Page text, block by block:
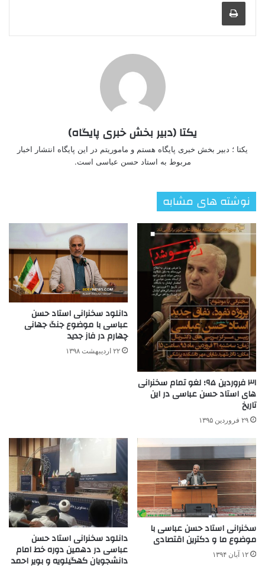
یکتا (دبیر بخش خبری پایگاه)
یکتا ؛ دبیر بخش خبری پایگاه هستم و ماموریتم در این پایگاه انتشار اخبار
مربوط به استاد حسن عباسی است.
نوشته های مشابه
۳۱ فروردین ۹۵؛ لغو تمام سخنرانی
های استاد حسن عباسی در این
تاریخ
۲۹ فروردین ۱۳۹۵
دانلود سخنرانی استاد حسن
عباسی با موضوع جنگ جهانی
چهارم در فاز جدید
۲۲ اردیبهشت ۱۳۹۸
سخنرانی استاد حسن عباسی با
موضوع ما و دکترین اقتصادی
۱۲ آبان ۱۳۹۴
دانلود سخنرانی استاد حسن
عباسی در دهمین دوره خط امام
دانشجویان کهگیلویه و بویر احمد